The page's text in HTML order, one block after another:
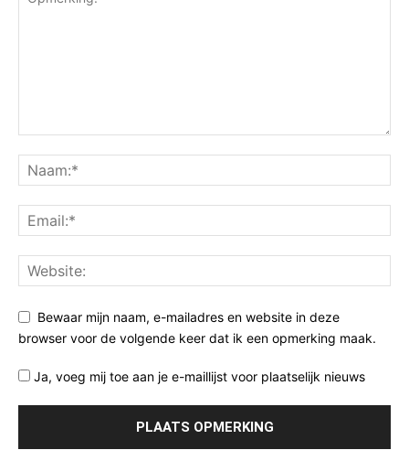
Bewaar mijn naam, e-mailadres en website in deze
browser voor de volgende keer dat ik een opmerking maak.
Ja, voeg mij toe aan je e-maillijst voor plaatselijk nieuws